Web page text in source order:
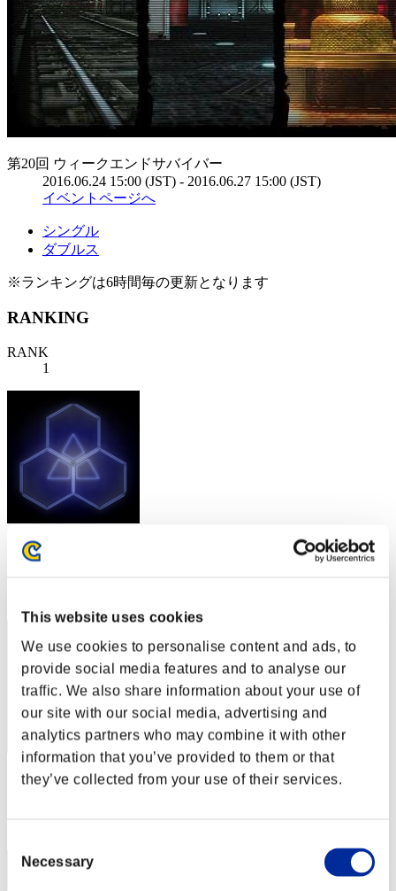
This website uses cookies
We use cookies to personalise content and ads, to
provide social media features and to analyse our
traffic. We also share information about your use of
our site with our social media, advertising and
analytics partners who may combine it with other
information that you’ve provided to them or that
they’ve collected from your use of their services.
Selection
Necessary
第20回 ウィークエンドサバイバー
2016.06.24 15:00 (JST) - 2016.06.27 15:00 (JST)
イベントページへ
シングル
ダブルス
※ランキングは6時間毎の更新となります
RANKING
RANK
1
スコア: -
RANK
スコア: -